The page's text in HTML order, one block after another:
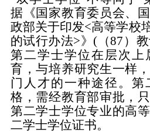
据《国家教育委员会、
政部关于印发<高等学校
的试行办法>》(（87）
第二学士学位在层次上
育，与培养研究生一样
门人才的一种途径。第
格，需经教育部审批，
第二学士学位专业的高
二学士学位证书。